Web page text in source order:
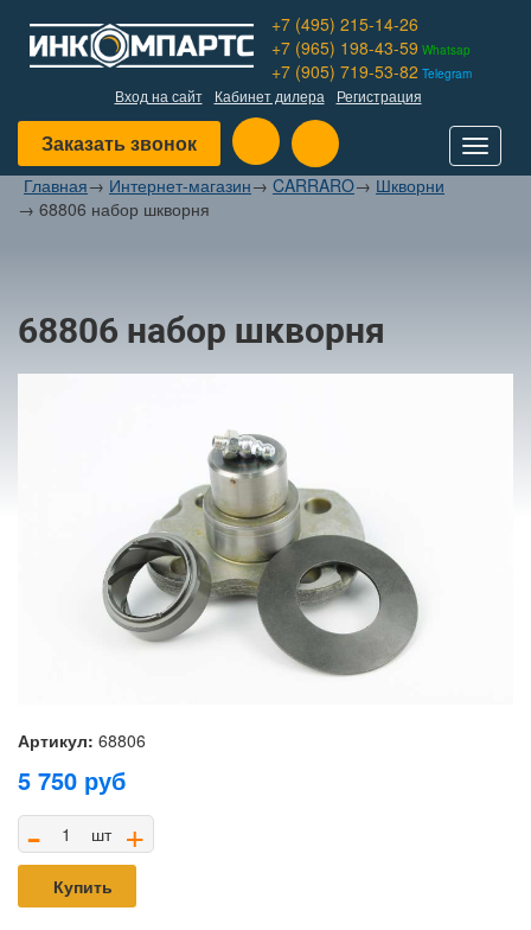
+7 (495) 215-14-26
+7 (965) 198-43-59 Whatsap
+7 (905) 719-53-82 Telegram
Вход на сайт Кабинет дилера Регистрация
Заказать звонок
Toggle
Главная→ Интернет-магазин→ CARRARO→ Шкворни
→ 68806 набор шкворня
68806 набор шкворня
Артикул: 68806
5 750 руб
- шт +
Купить